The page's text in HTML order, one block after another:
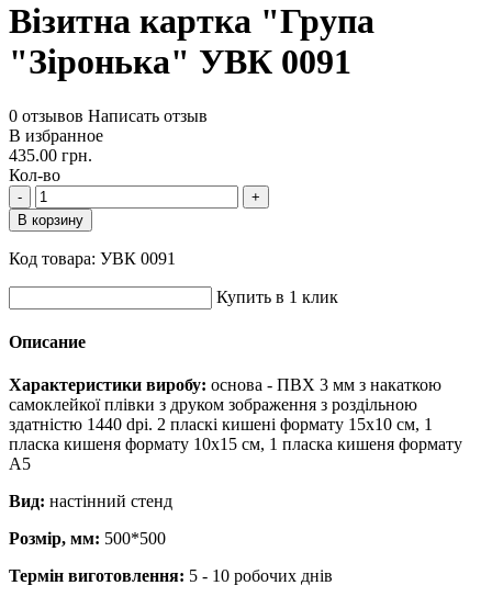
Візитна картка "Група
"Зіронька" УВК 0091
0 отзывов Написать отзыв
В избранное
435.00 грн.
Кол-во
-
+
В корзину
Код товара: УВК 0091
Купить в 1 клик
Описание
Характеристики виробу: основа - ПВХ 3 мм з накаткою
самоклейкої плівки з друком зображення з роздільною
здатністю 1440 dpi. 2 пласкі кишені формату 15х10 см, 1
пласка кишеня формату 10х15 см, 1 пласка кишеня формату
А5
Вид: настінний стенд
Розмір, мм: 500*500
Термін виготовлення: 5 - 10 робочих днів